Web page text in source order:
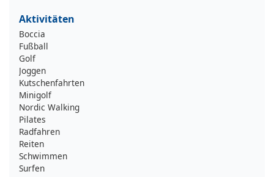
Aktivitäten
Boccia
Fußball
Golf
Joggen
Kutschenfahrten
Minigolf
Nordic Walking
Pilates
Radfahren
Reiten
Schwimmen
Surfen